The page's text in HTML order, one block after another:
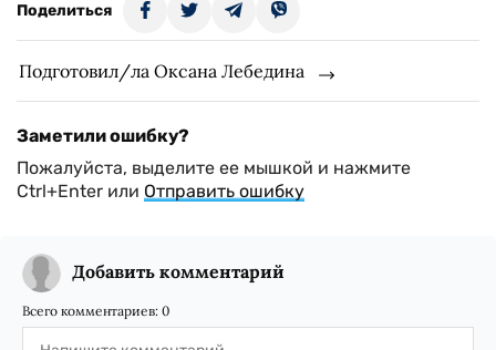
Поделиться
Подготовил/ла Оксана Лебедина
Заметили ошибку?
Пожалуйста, выделите ее мышкой и нажмите
Ctrl+Enter или Отправить ошибку
Добавить комментарий
Всего комментариев: 0